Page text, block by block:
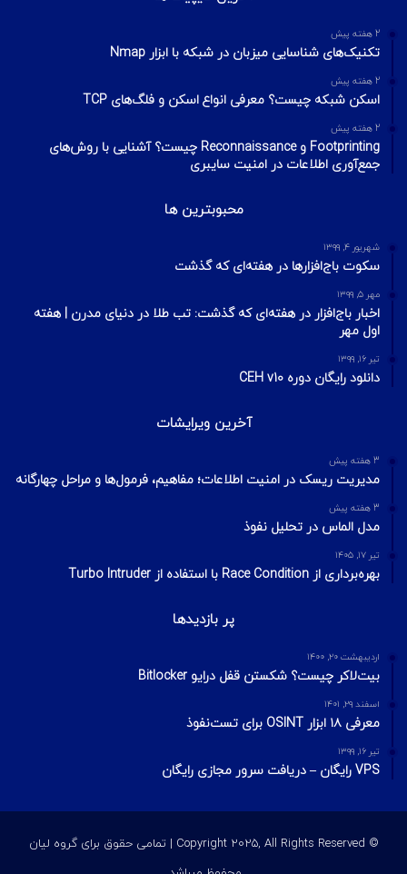
چطور تلگرام را هک کنیم؟ آموزش تصویری هک
تلگرام
شهریور ۲۴, ۱۳۹۹
اسکن شبکه چیست؟ معرفی انواع اسکن و فلگ‌های TCP
2 هفته پیش
جمع‌آوری اطلاعات در امنیت سایبری
محبوبترین ها
سکوت باج‌افزارها در هفته‌ای که گذشت
مهر ۵, ۱۳۹۹
اخبار باج‌افزار در هفته‌ای که گذشت: تب طلا در دنیای مدرن | هفته
اول مهر
دانلود رایگان دوره CEH v10
آخرین ویرایشات
مدیریت ریسک در امنیت اطلاعات؛ مفاهیم، فرمول‌ها و مراحل چهارگانه